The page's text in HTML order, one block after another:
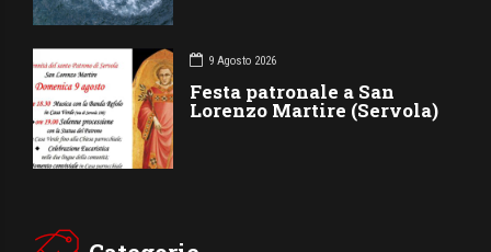
9 Agosto 2026
Festa patronale a San
Lorenzo Martire (Servola)